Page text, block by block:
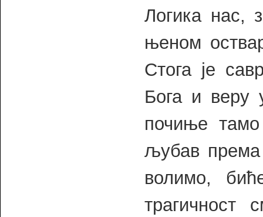
Логика нас,
њеном
Стога је
Бога и веру
почиње
љубав
волимо,
трагичност